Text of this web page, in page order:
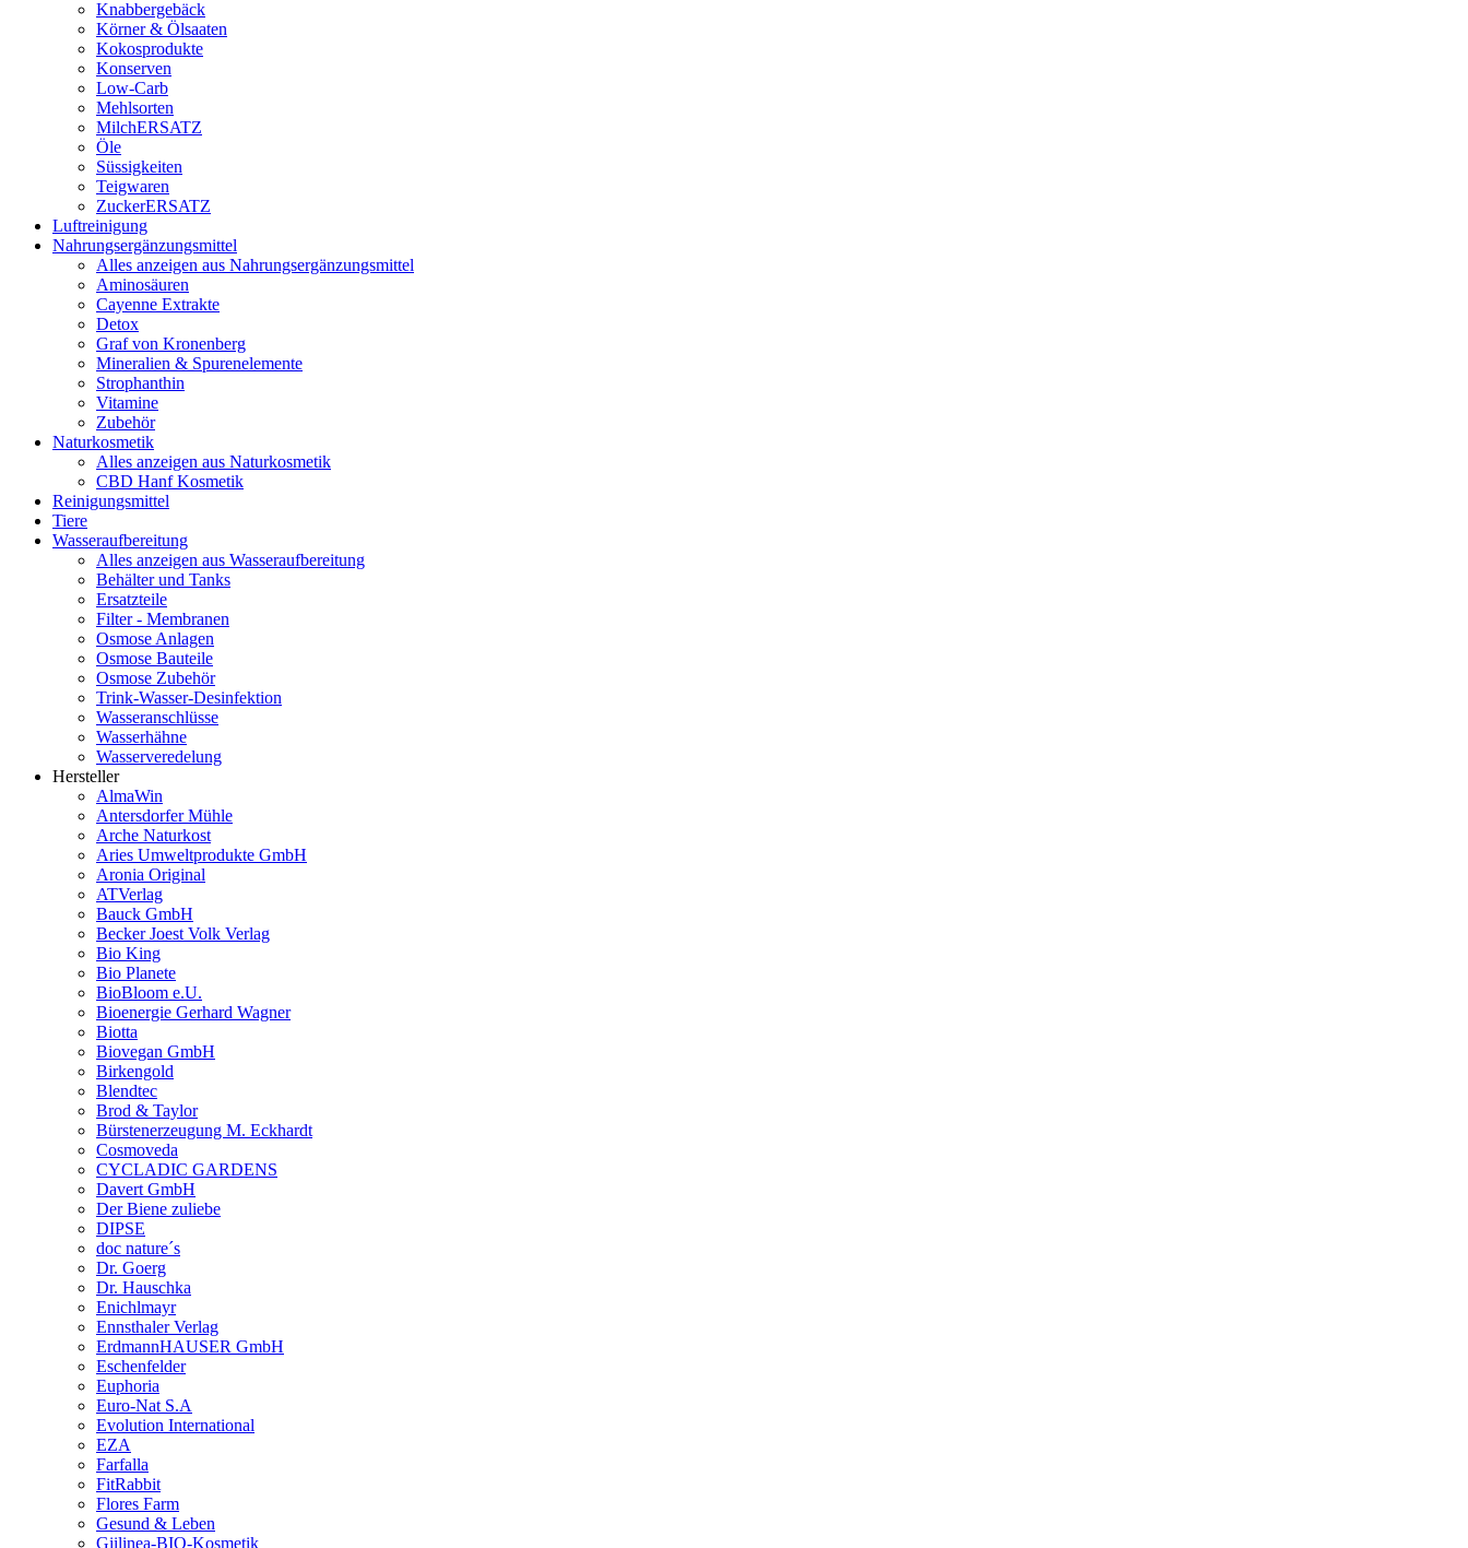
Knabbergebäck
Körner & Ölsaaten
Kokosprodukte
Konserven
Low-Carb
Mehlsorten
MilchERSATZ
Öle
Süssigkeiten
Teigwaren
ZuckerERSATZ
Luftreinigung
Nahrungsergänzungsmittel
Alles anzeigen aus Nahrungsergänzungsmittel
Aminosäuren
Cayenne Extrakte
Detox
Graf von Kronenberg
Mineralien & Spurenelemente
Strophanthin
Vitamine
Zubehör
Naturkosmetik
Alles anzeigen aus Naturkosmetik
CBD Hanf Kosmetik
Reinigungsmittel
Tiere
Wasseraufbereitung
Alles anzeigen aus Wasseraufbereitung
Behälter und Tanks
Ersatzteile
Filter - Membranen
Osmose Anlagen
Osmose Bauteile
Osmose Zubehör
Trink-Wasser-Desinfektion
Wasseranschlüsse
Wasserhähne
Wasserveredelung
Hersteller
AlmaWin
Antersdorfer Mühle
Arche Naturkost
Aries Umweltprodukte GmbH
Aronia Original
ATVerlag
Bauck GmbH
Becker Joest Volk Verlag
Bio King
Bio Planete
BioBloom e.U.
Bioenergie Gerhard Wagner
Biotta
Biovegan GmbH
Birkengold
Blendtec
Brod & Taylor
Bürstenerzeugung M. Eckhardt
Cosmoveda
CYCLADIC GARDENS
Davert GmbH
Der Biene zuliebe
DIPSE
doc nature´s
Dr. Goerg
Dr. Hauschka
Enichlmayr
Ennsthaler Verlag
ErdmannHAUSER GmbH
Eschenfelder
Euphoria
Euro-Nat S.A
Evolution International
EZA
Farfalla
FitRabbit
Flores Farm
Gesund & Leben
Giilinea-BIO-Kosmetik